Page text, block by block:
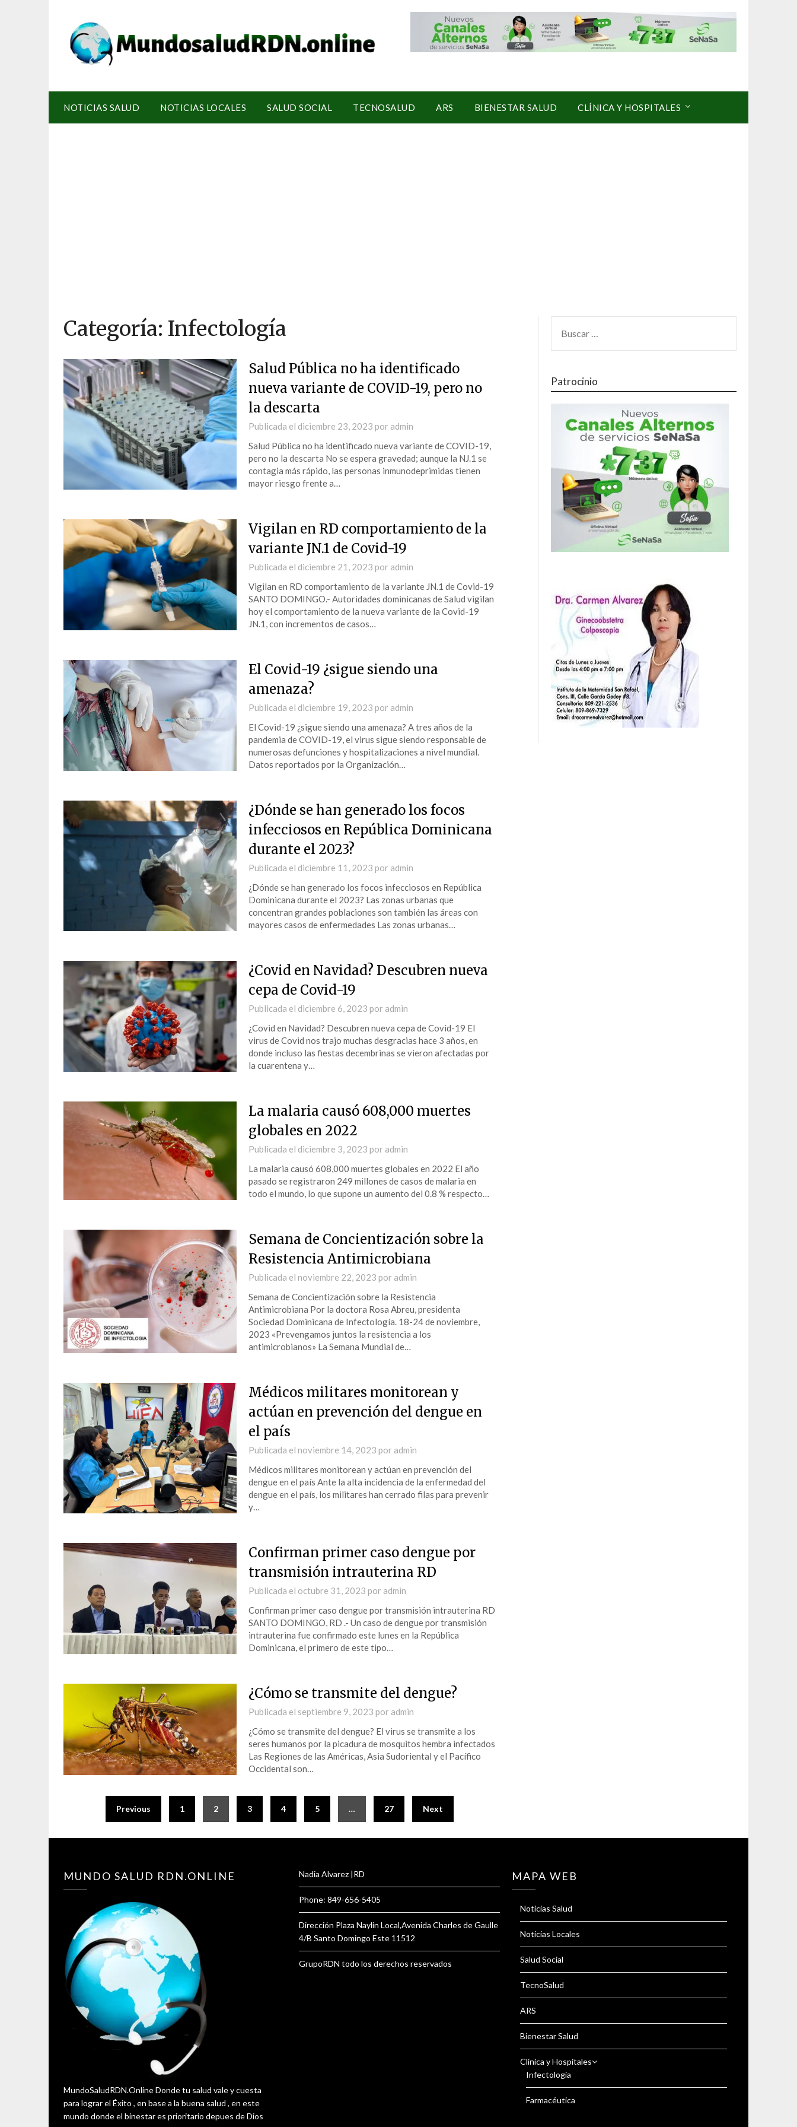
NOTICIAS SALUD NOTICIAS LOCALES SALUD SOCIAL TECNOSALUD ARS BIENESTAR SALUD CLÍNICA Y HOSPITALES
Categoría: Infectología
Salud Pública no ha identificado
nueva variante de COVID-19, pero no
la descarta
Publicada el diciembre 23, 2023 por admin
Salud Pública no ha identificado nueva variante de COVID-19,
pero no la descarta No se espera gravedad; aunque la NJ.1 se
contagia más rápido, las personas inmunodeprimidas tienen
mayor riesgo frente a…
Vigilan en RD comportamiento de la
variante JN.1 de Covid-19
Publicada el diciembre 21, 2023 por admin
Vigilan en RD comportamiento de la variante JN.1 de Covid-19
SANTO DOMINGO.- Autoridades dominicanas de Salud vigilan
hoy el comportamiento de la nueva variante de la Covid-19
JN.1, con incrementos de casos…
El Covid-19 ¿sigue siendo una
amenaza?
Publicada el diciembre 19, 2023 por admin
El Covid-19 ¿sigue siendo una amenaza? A tres años de la
pandemia de COVID-19, el virus sigue siendo responsable de
numerosas defunciones y hospitalizaciones a nivel mundial.
Datos reportados por la Organización…
¿Dónde se han generado los focos
infecciosos en República Dominicana
durante el 2023?
Publicada el diciembre 11, 2023 por admin
¿Dónde se han generado los focos infecciosos en República
Dominicana durante el 2023? Las zonas urbanas que
concentran grandes poblaciones son también las áreas con
mayores casos de enfermedades Las zonas urbanas…
¿Covid en Navidad? Descubren nueva
cepa de Covid-19
Publicada el diciembre 6, 2023 por admin
¿Covid en Navidad? Descubren nueva cepa de Covid-19 El
virus de Covid nos trajo muchas desgracias hace 3 años, en
donde incluso las fiestas decembrinas se vieron afectadas por
la cuarentena y…
La malaria causó 608,000 muertes
globales en 2022
Publicada el diciembre 3, 2023 por admin
La malaria causó 608,000 muertes globales en 2022 El año
pasado se registraron 249 millones de casos de malaria en
todo el mundo, lo que supone un aumento del 0.8 % respecto…
Semana de Concientización sobre la
Resistencia Antimicrobiana
Publicada el noviembre 22, 2023 por admin
Semana de Concientización sobre la Resistencia
Antimicrobiana Por la doctora Rosa Abreu, presidenta
Sociedad Dominicana de Infectología. 18-24 de noviembre,
2023 «Prevengamos juntos la resistencia a los
antimicrobianos» La Semana Mundial de…
Médicos militares monitorean y
actúan en prevención del dengue en
el país
Publicada el noviembre 14, 2023 por admin
Médicos militares monitorean y actúan en prevención del
dengue en el país Ante la alta incidencia de la enfermedad del
dengue en el país, los militares han cerrado filas para prevenir
y…
Confirman primer caso dengue por
transmisión intrauterina RD
Publicada el octubre 31, 2023 por admin
Confirman primer caso dengue por transmisión intrauterina RD
SANTO DOMINGO, RD .- Un caso de dengue por transmisión
intrauterina fue confirmado este lunes en la República
Dominicana, el primero de este tipo…
¿Cómo se transmite del dengue?
Publicada el septiembre 9, 2023 por admin
¿Cómo se transmite del dengue? El virus se transmite a los
seres humanos por la picadura de mosquitos hembra infectados
Las Regiones de las Américas, Asia Sudoriental y el Pacífico
Occidental son…
Previous 1 2 3 4 5 … 27 Next
Patrocinio
MUNDO SALUD RDN.ONLINE
MundoSaludRDN.Online Donde tu salud vale y cuesta
para lograr el Éxito , en base a la buena salud , en este
mundo donde el binestar es prioritario depues de Dios
Nadia Alvarez |RD
Phone: 849-656-5405
Dirección Plaza Naylin Local,Avenida Charles de Gaulle
4/B Santo Domingo Este 11512
GrupoRDN todo los derechos reservados
MAPA WEB
Noticias Salud
Noticias Locales
Salud Social
TecnoSalud
ARS
Bienestar Salud
Clínica y Hospitales
Infectología
Farmacéutica